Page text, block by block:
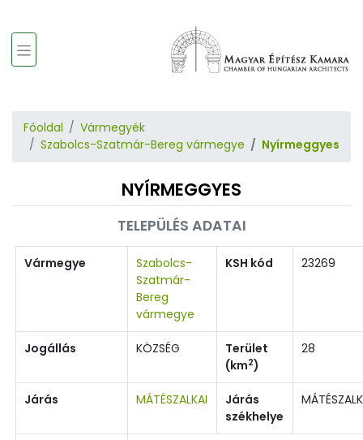
Főoldal
Vármegyék
Szabolcs-Szatmár-Bereg vármegye
Nyírmeggyes
NYÍRMEGGYES
TELEPÜLÉS ADATAI
Vármegye
Szabolcs-
Szatmár-
Bereg
vármegye
KSH kód 23269
Jogállás KÖZSÉG
Terület
(km2)
28
Járás MÁTÉSZALKAI
Járás
székhelye